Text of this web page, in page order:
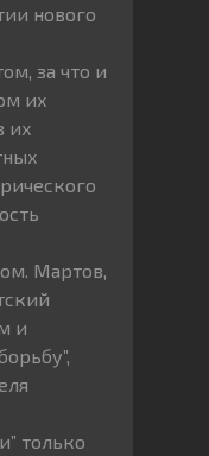
нового
за что и
их
их
Мартов,
и
только